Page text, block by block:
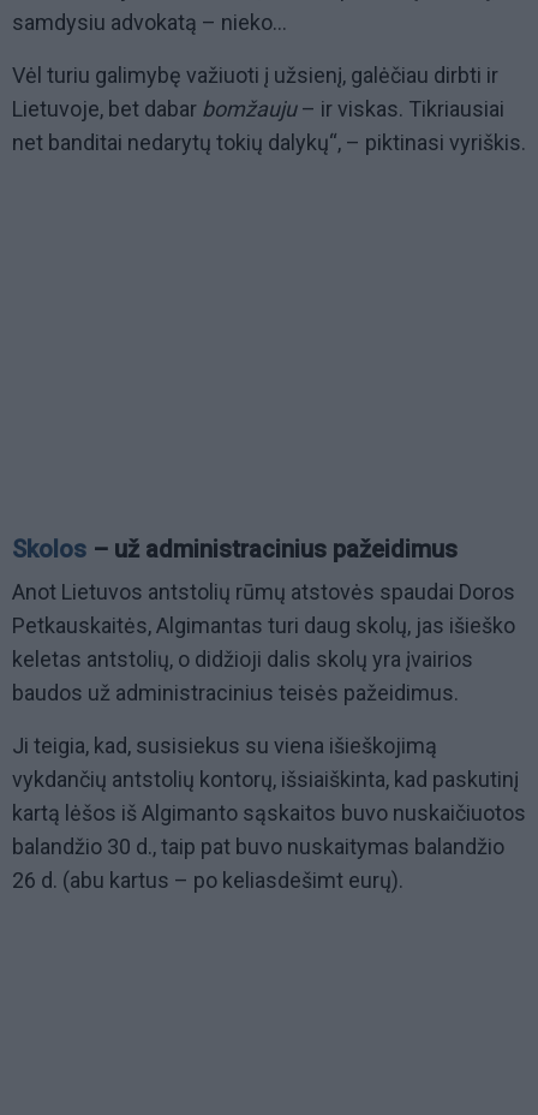
samdysiu advokatą – nieko...
Vėl turiu galimybę važiuoti į užsienį, galėčiau dirbti ir
Lietuvoje, bet dabar bomžauju– ir viskas. Tikriausiai
net banditai nedarytų tokių dalykų“, – piktinasi vyriškis.
Skolos – už administracinius pažeidimus
Anot Lietuvos antstolių rūmų atstovės spaudai Doros
Petkauskaitės, Algimantas turi daug skolų, jas išieško
keletas antstolių, o didžioji dalis skolų yra įvairios
baudos už administracinius teisės pažeidimus.
Ji teigia, kad, susisiekus su viena išieškojimą
vykdančių antstolių kontorų, išsiaiškinta, kad paskutinį
kartą lėšos iš Algimanto sąskaitos buvo nuskaičiuotos
balandžio 30 d., taip pat buvo nuskaitymas balandžio
26 d. (abu kartus – po keliasdešimt eurų).